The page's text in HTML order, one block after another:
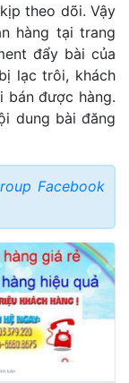
theo dõi. Vậy
hàng tại trang
đẩy bài của
lạc trôi, khách
bán được hàng.
dung bài đăng
Facebook